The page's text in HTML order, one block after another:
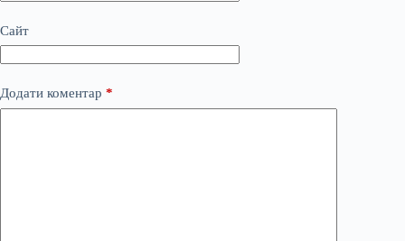
Сайт
Додати коментар *